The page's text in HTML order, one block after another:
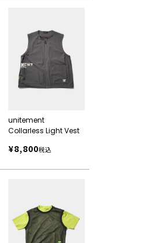
unitement
Collarless Light Vest
¥8,800税込